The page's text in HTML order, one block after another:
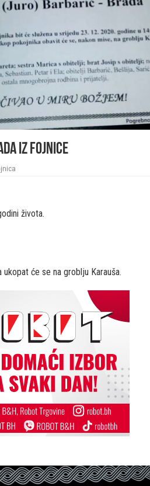
iz Fojnice
života.
će se na groblju Karauša.